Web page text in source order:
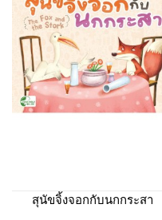
สุนัขจิ้งจอกกับนกกระสา